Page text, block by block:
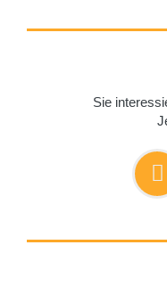
Sie